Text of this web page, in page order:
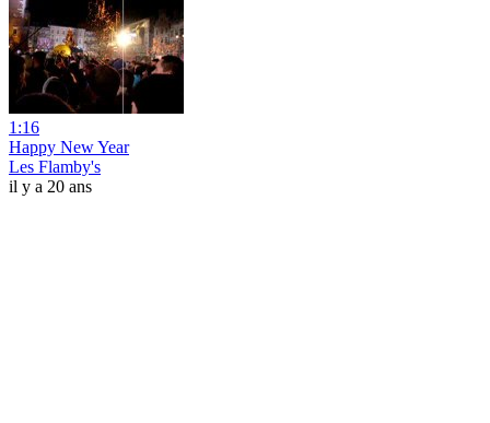
1:16
Happy New Year
Les Flamby's
il y a 20 ans